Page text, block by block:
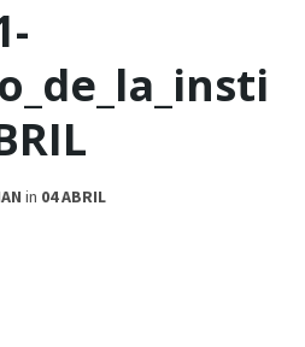
in 04 ABRIL